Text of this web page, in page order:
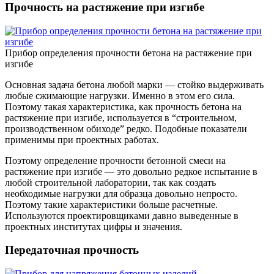
Прочность на растяжение при изгибе
Прибор определения прочности бетона на растяжение при
изгибе
Основная задача бетона любой марки — стойко выдерживать
любые сжимающие нагрузки. Именно в этом его сила.
Поэтому такая характеристика, как прочность бетона на
растяжение при изгибе, используется в “строительном,
производственном обиходе” редко. Подобные показатели
применимы при проектных работах.
Поэтому определение прочности бетонной смеси на
растяжение при изгибе — это довольно редкое испытание в
любой строительной лаборатории, так как создать
необходимые нагрузки для образца довольно непросто.
Поэтому такие характеристики больше расчетные.
Используются проектировщиками давно выведенные в
проектных институтах цифры и значения.
Передаточная прочность